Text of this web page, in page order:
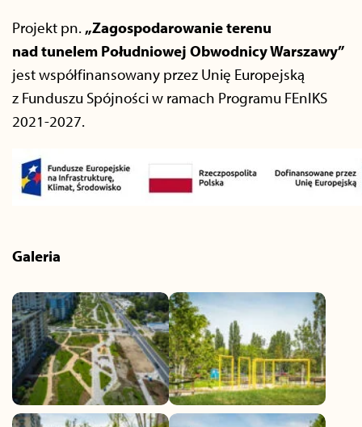
Projekt pn. „Zagospodarowanie terenu
nad tunelem Południowej Obwodnicy Warszawy”
jest współfinansowany przez Unię Europejską
z Funduszu Spójności w ramach Programu FEnIKS
2021-2027.
Galeria